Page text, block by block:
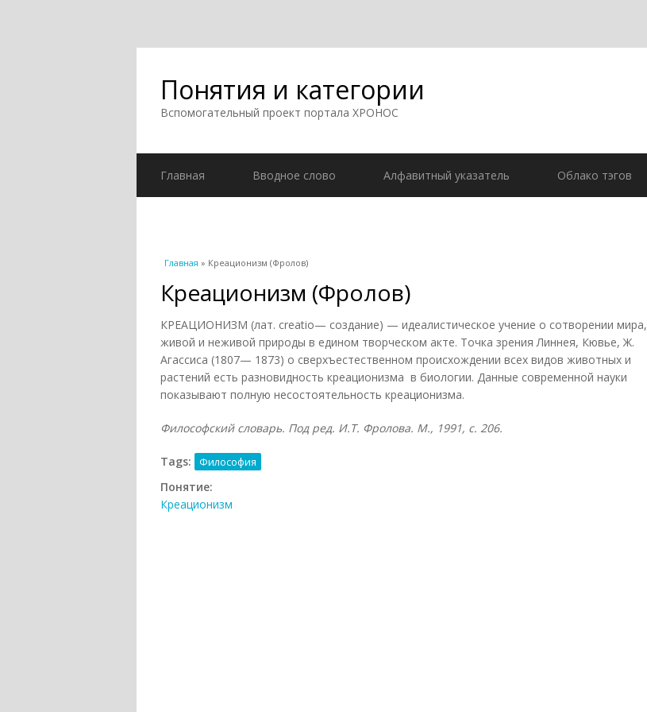
Понятия и категории
Вспомогательный проект портала ХРОНОС
Главная Вводное слово Алфавитный указатель Облако тэгов
Вы здесь
Главная » Креационизм (Фролов)
Креационизм (Фролов)
КРЕАЦИОНИЗМ (лат. creatio— создание) — идеалистическое учение о сотворении мира,
живой и неживой природы в едином творческом акте. Точка зрения Линнея, Кювье, Ж.
Агассиса (1807— 1873) о сверхъестественном происхождении всех видов животных и
растений есть разновидность креационизма в биологии. Данные современной науки
показывают полную несостоятельность креационизма.
Философский словарь. Под ред. И.Т. Фролова. М., 1991, с. 206.
Tags: Философия
Понятие:
Креационизм